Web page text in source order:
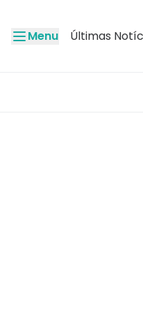
Menu Últimas